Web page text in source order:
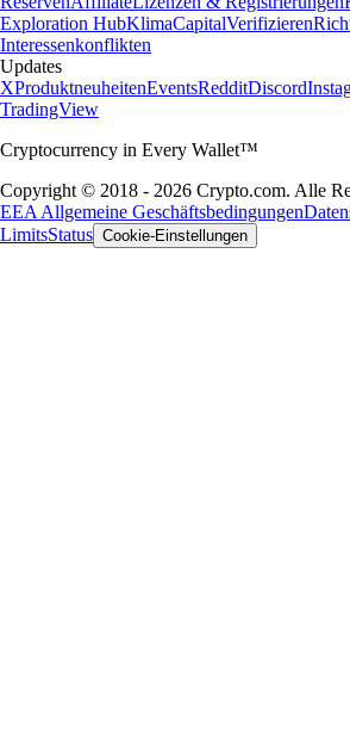
Exploration HubKlimaCapitalVerifizieren
Interessenkonflikten
Updates
XProduktneuheitenEventsRedditDiscord
TradingView
Cryptocurrency in Every Wallet™
Copyright © 2018 - 2026 Crypto.com. Alle
EEA Allgemeine Geschäftsbedingungen
LimitsStatus Cookie-Einstellungen